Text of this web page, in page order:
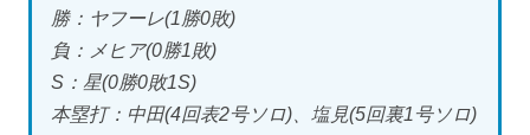
勝：ヤフーレ(1勝0敗)
負：メヒア(0勝1敗)
S：星(0勝0敗1S)
本塁打：中田(4回表2号ソロ)、塩見(5回裏1号ソロ)